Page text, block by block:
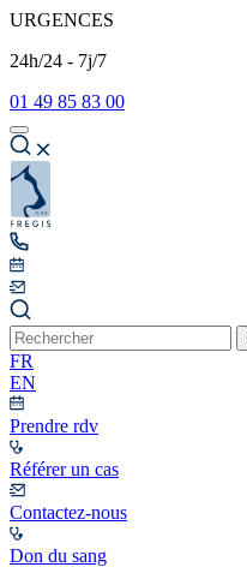
URGENCES
24h/24 - 7j/7
01 49 85 83 00
FR
EN
Prendre rdv
Référer un cas
Contactez-nous
Don du sang